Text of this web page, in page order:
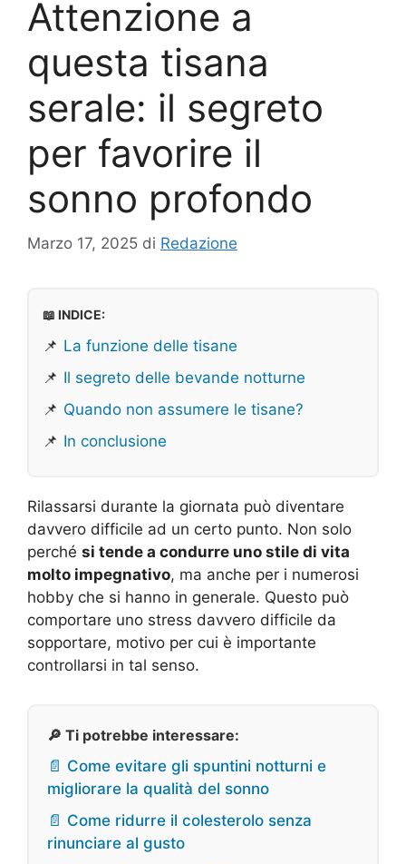
Attenzione a
questa tisana
serale: il segreto
per favorire il
sonno profondo
Marzo 17, 2025 di Redazione
📖 INDICE:
📌 La funzione delle tisane
📌 Il segreto delle bevande notturne
📌 Quando non assumere le tisane?
📌 In conclusione
Rilassarsi durante la giornata può diventare
davvero difficile ad un certo punto. Non solo
perché si tende a condurre uno stile di vita
molto impegnativo, ma anche per i numerosi
hobby che si hanno in generale. Questo può
comportare uno stress davvero difficile da
sopportare, motivo per cui è importante
controllarsi in tal senso.
🔎 Ti potrebbe interessare:
📄 Come evitare gli spuntini notturni e
migliorare la qualità del sonno
📄 Come ridurre il colesterolo senza
rinunciare al gusto